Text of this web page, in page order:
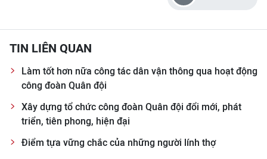
TIN LIÊN QUAN
Làm tốt hơn nữa công tác dân vận thông qua hoạt động
công đoàn Quân đội
Xây dựng tổ chức công đoàn Quân đội đổi mới, phát
triển, tiên phong, hiện đại
Điểm tựa vững chắc của những người lính thợ